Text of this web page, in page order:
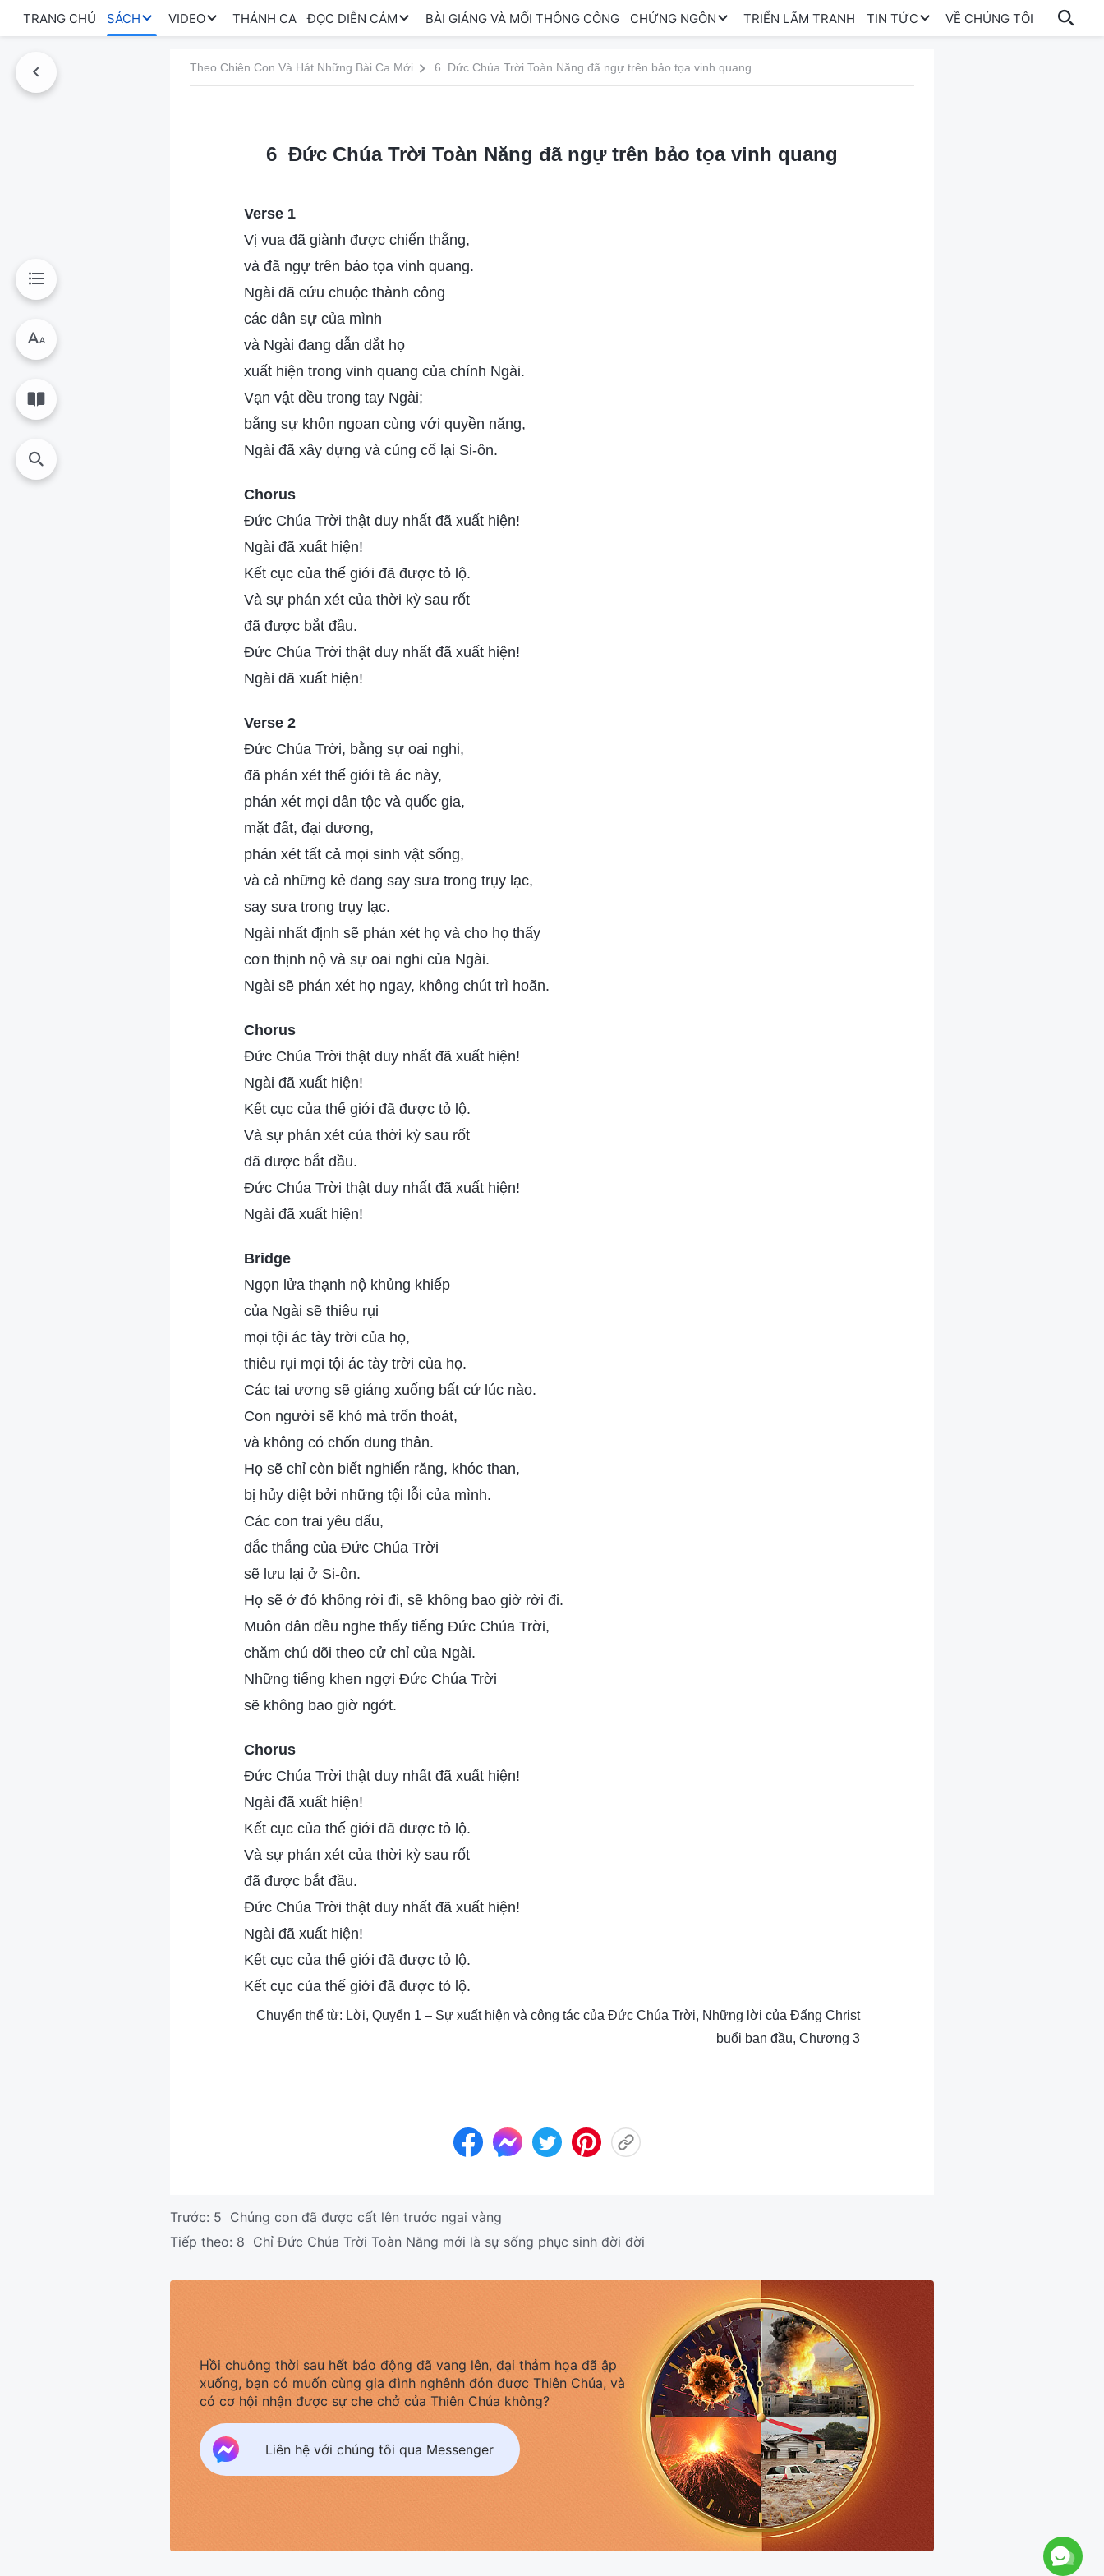
TRANG CHỦ SÁCH VIDEO THÁNH CA ĐỌC DIỄN CẢM BÀI GIẢNG VÀ MỐI THÔNG CÔNG CHỨNG NGÔN TRIỂN LÃM TRANH TIN TỨC VỀ CHÚNG TÔI
Theo Chiên Con Và Hát Những Bài Ca Mới 6 Đức Chúa Trời Toàn Năng đã ngự trên bảo tọa vinh quang
6 Đức Chúa Trời Toàn Năng đã ngự trên bảo tọa vinh quang
Verse 1
Vị vua đã giành được chiến thắng,
và đã ngự trên bảo tọa vinh quang.
Ngài đã cứu chuộc thành công
các dân sự của mình
và Ngài đang dẫn dắt họ
xuất hiện trong vinh quang của chính Ngài.
Vạn vật đều trong tay Ngài;
bằng sự khôn ngoan cùng với quyền năng,
Ngài đã xây dựng và củng cố lại Si-ôn.
Chorus
Đức Chúa Trời thật duy nhất đã xuất hiện!
Ngài đã xuất hiện!
Kết cục của thế giới đã được tỏ lộ.
Và sự phán xét của thời kỳ sau rốt
đã được bắt đầu.
Đức Chúa Trời thật duy nhất đã xuất hiện!
Ngài đã xuất hiện!
Verse 2
Đức Chúa Trời, bằng sự oai nghi,
đã phán xét thế giới tà ác này,
phán xét mọi dân tộc và quốc gia,
mặt đất, đại dương,
phán xét tất cả mọi sinh vật sống,
và cả những kẻ đang say sưa trong trụy lạc,
say sưa trong trụy lạc.
Ngài nhất định sẽ phán xét họ và cho họ thấy
cơn thịnh nộ và sự oai nghi của Ngài.
Ngài sẽ phán xét họ ngay, không chút trì hoãn.
Chorus
Đức Chúa Trời thật duy nhất đã xuất hiện!
Ngài đã xuất hiện!
Kết cục của thế giới đã được tỏ lộ.
Và sự phán xét của thời kỳ sau rốt
đã được bắt đầu.
Đức Chúa Trời thật duy nhất đã xuất hiện!
Ngài đã xuất hiện!
Bridge
Ngọn lửa thạnh nộ khủng khiếp
của Ngài sẽ thiêu rụi
mọi tội ác tày trời của họ,
thiêu rụi mọi tội ác tày trời của họ.
Các tai ương sẽ giáng xuống bất cứ lúc nào.
Con người sẽ khó mà trốn thoát,
và không có chốn dung thân.
Họ sẽ chỉ còn biết nghiến răng, khóc than,
bị hủy diệt bởi những tội lỗi của mình.
Các con trai yêu dấu,
đắc thắng của Đức Chúa Trời
sẽ lưu lại ở Si-ôn.
Họ sẽ ở đó không rời đi, sẽ không bao giờ rời đi.
Muôn dân đều nghe thấy tiếng Đức Chúa Trời,
chăm chú dõi theo cử chỉ của Ngài.
Những tiếng khen ngợi Đức Chúa Trời
sẽ không bao giờ ngớt.
Chorus
Đức Chúa Trời thật duy nhất đã xuất hiện!
Ngài đã xuất hiện!
Kết cục của thế giới đã được tỏ lộ.
Và sự phán xét của thời kỳ sau rốt
đã được bắt đầu.
Đức Chúa Trời thật duy nhất đã xuất hiện!
Ngài đã xuất hiện!
Kết cục của thế giới đã được tỏ lộ.
Kết cục của thế giới đã được tỏ lộ.
Chuyển thể từ: Lời, Quyển 1 – Sự xuất hiện và công tác của Đức Chúa Trời, Những lời của Đấng Christ
buổi ban đầu, Chương 3
Trước: 5 Chúng con đã được cất lên trước ngai vàng
Tiếp theo: 8 Chỉ Đức Chúa Trời Toàn Năng mới là sự sống phục sinh đời đời
Hồi chuông thời sau hết báo động đã vang lên, đại thảm họa đã ập
xuống, bạn có muốn cùng gia đình nghênh đón được Thiên Chúa, và
có cơ hội nhận được sự che chở của Thiên Chúa không?
Liên hệ với chúng tôi qua Messenger